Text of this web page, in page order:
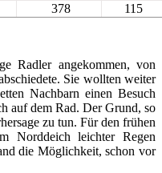
378 115
Radler angekommen, von
Sie wollten weiter
Nachbarn einen Besuch
auf dem Rad. Der Grund, so
zu tun. Für den frühen
Norddeich leichter Regen
die Möglichkeit, schon vor